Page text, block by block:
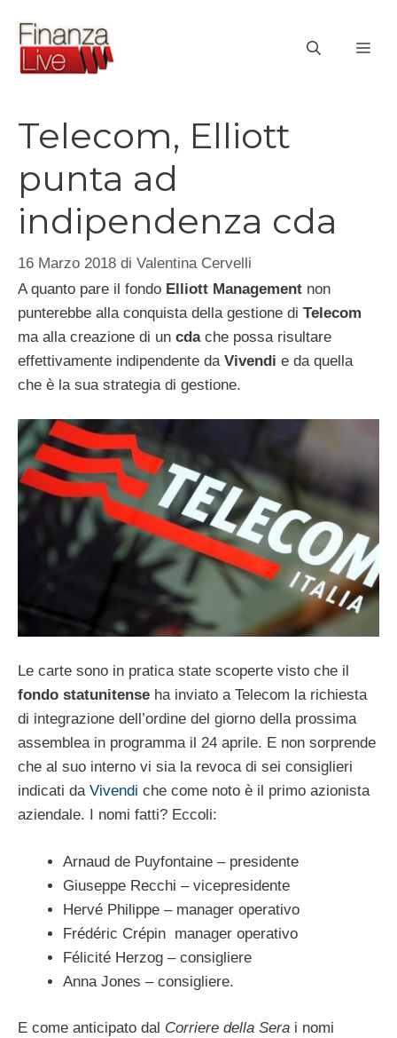
contenuto
Telecom, Elliott
punta ad
indipendenza cda
16 Marzo 2018 di Valentina Cervelli
A quanto pare il fondo Elliott Management non
punterebbe alla conquista della gestione di Telecom
ma alla creazione di un cdache possa risultare
effettivamente indipendente da Vivendi e da quella
che è la sua strategia di gestione.
Le carte sono in pratica state scoperte visto che il
fondo statunitense ha inviato a Telecom la richiesta
di integrazione dell’ordine del giorno della prossima
assemblea in programma il 24 aprile. E non sorprende
che al suo interno vi sia la revoca di sei consiglieri
indicati da Vivendi che come noto è il primo azionista
aziendale. I nomi fatti? Eccoli:
Arnaud de Puyfontaine – presidente
Giuseppe Recchi – vicepresidente
Hervé Philippe – manager operativo
Frédéric Crépin manager operativo
Félicité Herzog – consigliere
Anna Jones – consigliere.
E come anticipato dal Corriere della Sera i nomi